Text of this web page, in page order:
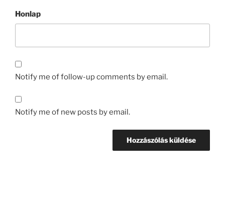
Honlap
Notify me of follow-up comments by email.
Notify me of new posts by email.